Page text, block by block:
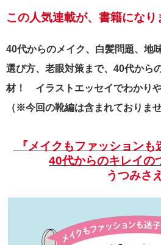
この人気連載が、書籍になり
40代からのメイク、白髪問題、地
選び方、老眼対策まで、40代から
材！ イラストエッセイでわかりや
（※今回の靴編は含まれておりませ
『メイクもファッションも
40代からのキレイの
うつみさえ